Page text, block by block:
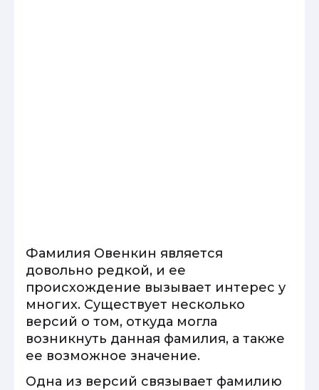
Фамилия Овенкин является
довольно редкой, и ее
происхождение вызывает интерес у
многих. Существует несколько
версий о том, откуда могла
возникнуть данная фамилия, а также
ее возможное значение.
Одна из версий связывает фамилию